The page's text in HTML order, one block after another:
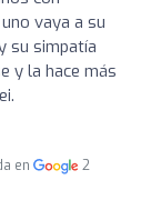
vaya a su
su simpatía
y la hace más
en
2